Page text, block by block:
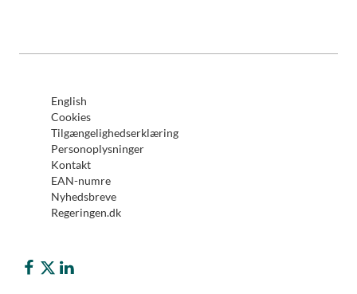
English
Cookies
Tilgængelighedserklæring
Personoplysninger
Kontakt
EAN-numre
Nyhedsbreve
Regeringen.dk
Børne- og Undervisningsministeriet på Facebook
Børne- og Undervisningsministeriet på Twitter (X)
Børne- og Undervisningsministeriet på LinkedIn